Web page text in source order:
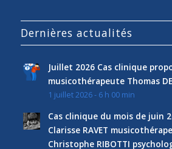
Dernières actualités
Juillet 2026 Cas clinique
musicothérapeute Thomas
1 juillet 2026 - 6 h 00 min
Cas clinique du mois de juin
Clarisse RAVET
Christophe RIBOTTI